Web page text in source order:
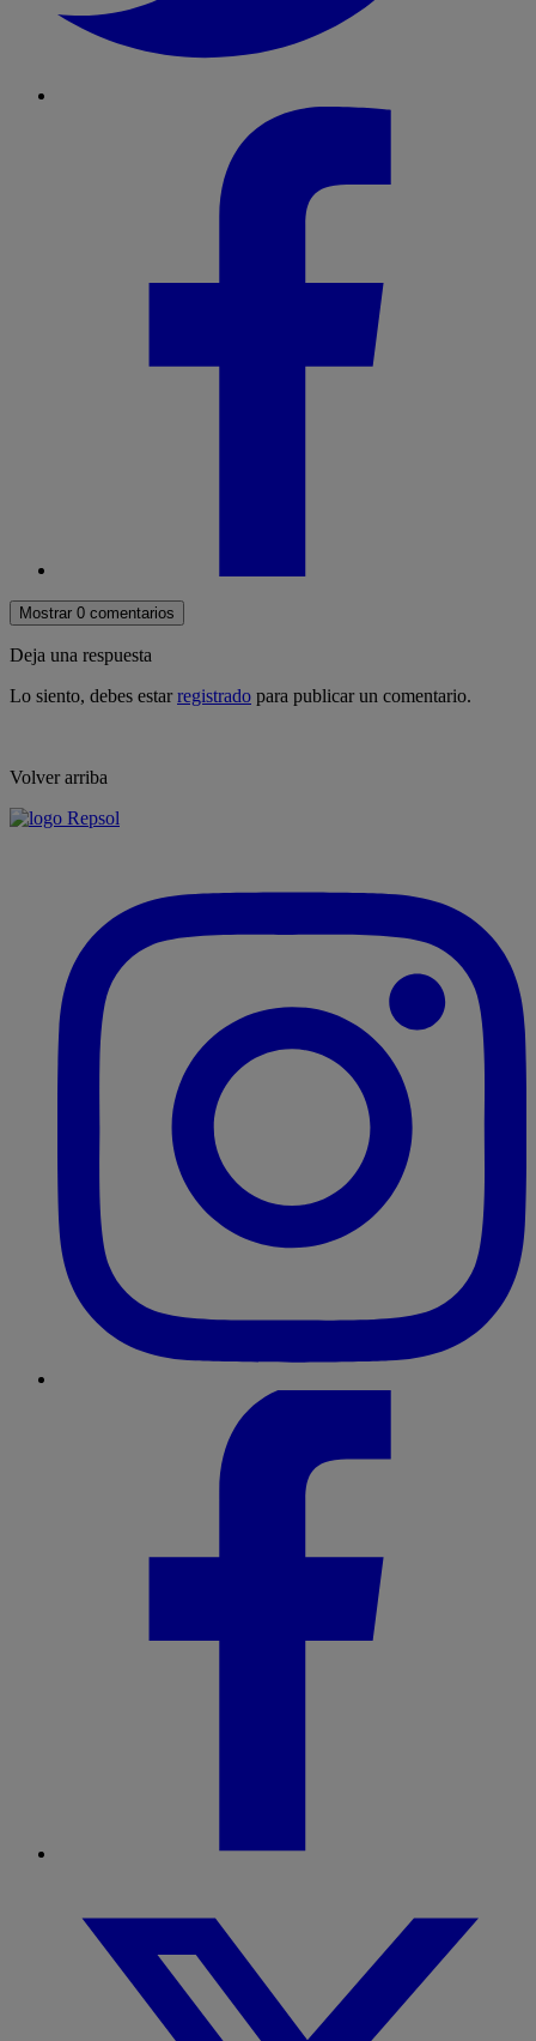
Mostrar 0 comentarios
Deja una respuesta
Lo siento, debes estarregistrado para publicar un comentario.
Volver arriba